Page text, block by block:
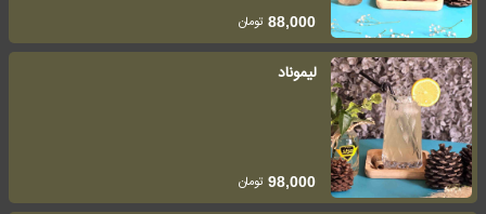
88,000 تومان
لیموناد
98,000 تومان